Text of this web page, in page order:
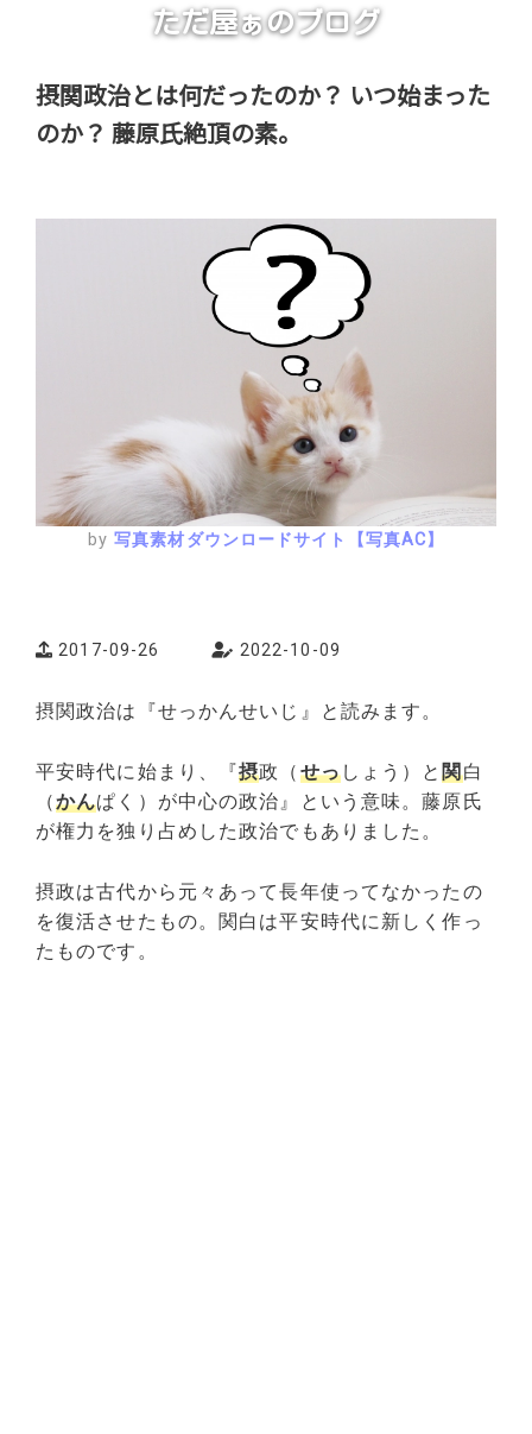
ただ屋ぁのブログ
摂関政治とは何だったのか？ いつ始まった
のか？ 藤原氏絶頂の素。
by写真素材ダウンロードサイト【写真AC】
2017-09-26 2022-10-09
摂関政治は『せっかんせいじ』と読みます。
平安時代に始まり、『摂政（ せっしょう）と関白
（かんぱく）が中心の政治』という意味。藤原氏
が権力を独り占めした政治でもありました。
摂政は古代から元々あって長年使ってなかったの
を復活させたもの。関白は平安時代に新しく作っ
たものです。